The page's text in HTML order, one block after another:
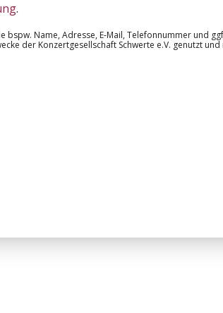
.
bspw. Name, Adresse, E-Mail, Telefonnummer und
der Konzertgesellschaft Schwerte e.V. genutzt